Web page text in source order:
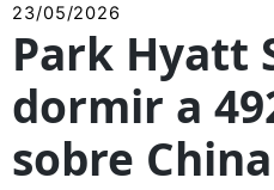
23/05/2026
Park Hyatt
dormir a
sobre China